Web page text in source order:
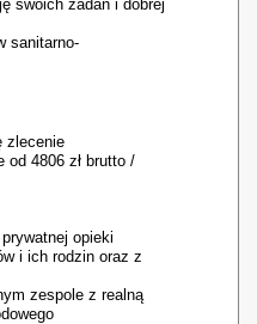
swoich zadań i dobrej
sanitarno-
zlecenie
od 4806 zł brutto /
opieki
i ich rodzin oraz z
zespole z realną